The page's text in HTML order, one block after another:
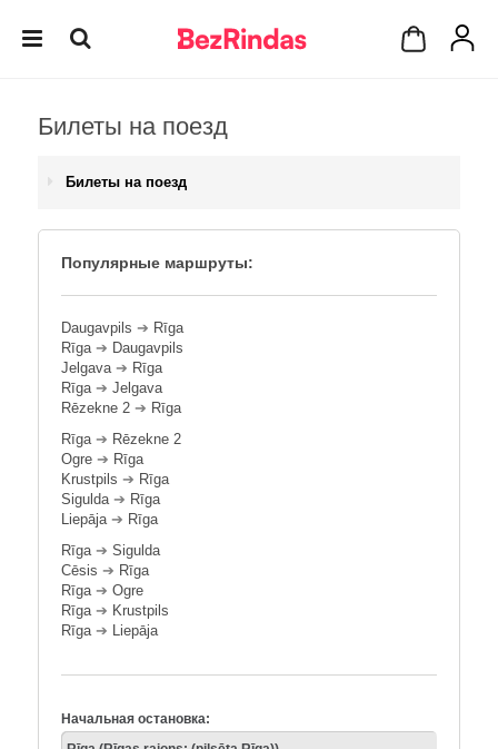
Билеты на поезд
Билеты на поезд
Популярные маршруты:
Daugavpils ➔ Rīga
Rīga➔ Daugavpils
Jelgava➔ Rīga
Rīga➔ Jelgava
Rēzekne 2 ➔ Rīga
Rīga➔ Rēzekne 2
Ogre ➔ Rīga
Krustpils ➔ Rīga
Sigulda➔ Rīga
Liepāja➔ Rīga
Rīga➔ Sigulda
Cēsis ➔ Rīga
Rīga➔ Ogre
Rīga➔ Krustpils
Rīga➔ Liepāja
Начальная остановка: